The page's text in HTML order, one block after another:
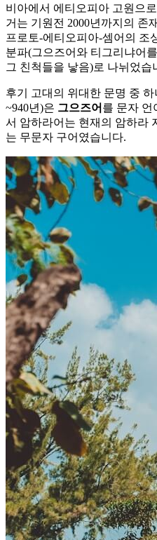
비아에서 에티오피아 고원으
거는 기원전 2000년까지의 존
프로토-에티오피아-셈어의 조
분파(그으즈어와 티그리냐어
그 친척들을 낳음)로 나뉘었습
후기 고대의 위대한 문명 중 하
~940년)은 그으즈어 를 문자 언
서 암하라어는 현재의 암하라
는 무문자 구어였습니다.